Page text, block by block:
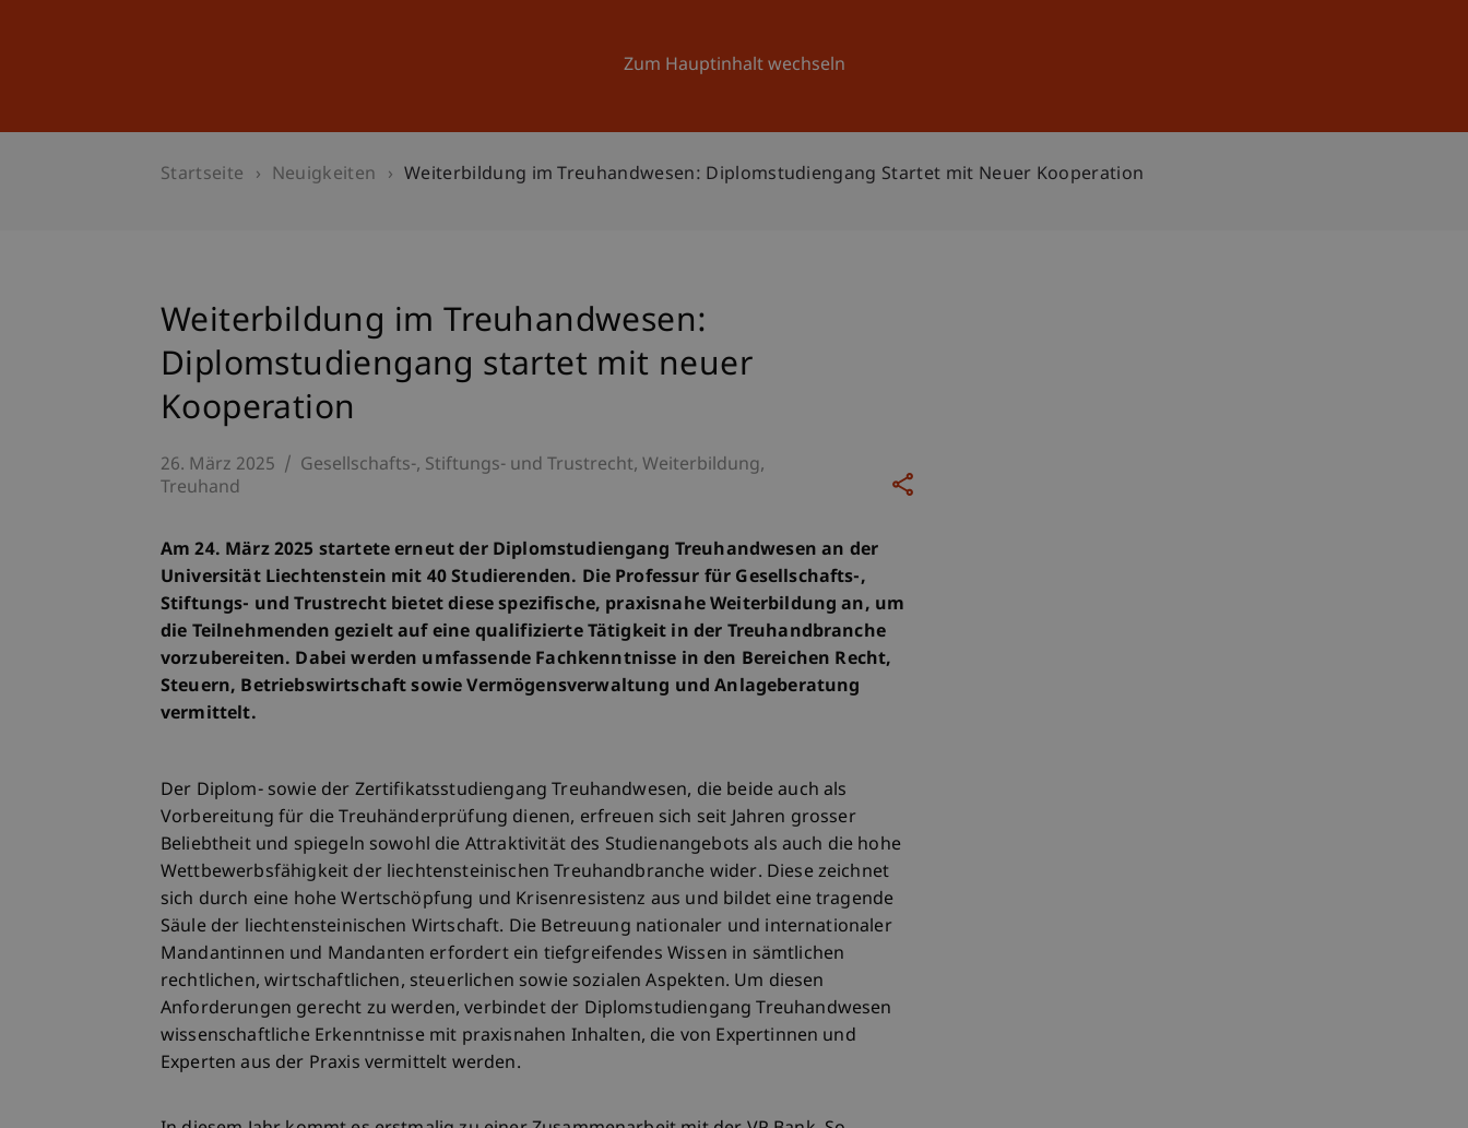
Zum Hauptinhalt wechseln
Universität Aktuelles
Startseite Neuigkeiten Weiterbildung im Treuhandwesen: Diplomstudiengang Startet mit Neuer Kooperation
Weiterbildung im Treuhandwesen:
Diplomstudiengang startet mit neuer
Kooperation
26. März 2025 Gesellschafts-, Stiftungs- und Trustrecht Weiterbildung
Treuhand
Am 24. März 2025 startete erneut der Diplomstudiengang Treuhandwesen an der
Universität Liechtenstein mit 40 Studierenden. Die Professur für Gesellschafts-,
Stiftungs- und Trustrecht bietet diese spezifische, praxisnahe Weiterbildung an, um
die Teilnehmenden gezielt auf eine qualifizierte Tätigkeit in der Treuhandbranche
vorzubereiten. Dabei werden umfassende Fachkenntnisse in den Bereichen Recht,
Steuern, Betriebswirtschaft sowie Vermögensverwaltung und Anlageberatung
vermittelt.
Der Diplom- sowie der Zertifikatsstudiengang Treuhandwesen, die beide auch als
Vorbereitung für die Treuhänderprüfung dienen, erfreuen sich seit Jahren grosser
Beliebtheit und spiegeln sowohl die Attraktivität des Studienangebots als auch die hohe
Wettbewerbsfähigkeit der liechtensteinischen Treuhandbranche wider. Diese zeichnet
sich durch eine hohe Wertschöpfung und Krisenresistenz aus und bildet eine tragende
Säule der liechtensteinischen Wirtschaft. Die Betreuung nationaler und internationaler
Mandantinnen und Mandanten erfordert ein tiefgreifendes Wissen in sämtlichen
rechtlichen, wirtschaftlichen, steuerlichen sowie sozialen Aspekten. Um diesen
Anforderungen gerecht zu werden, verbindet der Diplomstudiengang Treuhandwesen
wissenschaftliche Erkenntnisse mit praxisnahen Inhalten, die von Expertinnen und
Experten aus der Praxis vermittelt werden.